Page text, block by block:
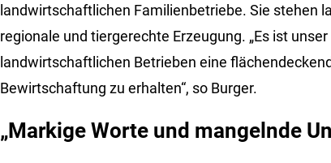
landwirtschaftlichen Familienbetriebe. Sie stehen
regionale und tiergerechte Erzeugung. „Es ist
landwirtschaftlichen Betrieben eine
Bewirtschaftung zu erhalten“, so Burger.
„Markige Worte und mangelnde